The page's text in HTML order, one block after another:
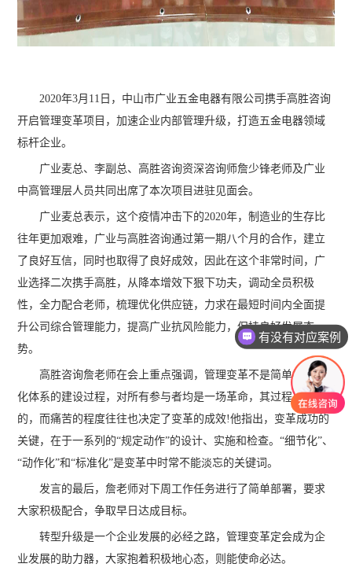
2020年3月11日，中山市广业五金电器有限公司携手高胜咨询
开启管理变革项目，加速企业内部管理升级，打造五金电器领域
标杆企业。
广业麦总、李副总、高胜咨询资深咨询师詹少锋老师及广业
中高管理层人员共同出席了本次项目进驻见面会。
广业麦总表示，这个疫情冲击下的2020年，制造业的生存比
往年更加艰难，广业与高胜咨询通过第一期八个月的合作，建立
了良好互信，同时也取得了良好成效，因此在这个非常时间，广
业选择二次携手高胜，从降本增效下狠下功夫，调动全员积极
性，全力配合老师，梳理优化供应链，力求在最短时间内全面提
升公司综合管理能力，提高广业抗风险能力，保持良好发展态
势。
高胜咨询詹老师在会上重点强调，管理变革不是简单的标准
化体系的建设过程，对所有参与者均是一场革命，其过程是痛苦
的，而痛苦的程度往往也决定了变革的成效!他指出，变革成功的
关键，在于一系列的“规定动作”的设计、实施和检查。“细节化”、
“动作化”和“标准化”是变革中时常不能淡忘的关键词。
发言的最后，詹老师对下周工作任务进行了简单部署，要求
大家积极配合，争取早日达成目标。
转型升级是一个企业发展的必经之路，管理变革定会成为企
业发展的助力器，大家抱着积极地心态，则能使命必达。
有没有对应案例